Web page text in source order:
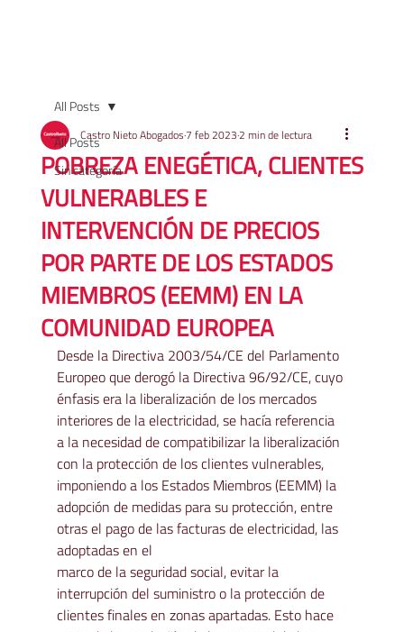
All Posts
Sin categoría
All Posts
POBREZA ENEGÉTICA, CLIENTES
VULNERABLES E
INTERVENCIÓN DE PRECIOS
POR PARTE DE LOS ESTADOS
MIEMBROS (EEMM) EN LA
COMUNIDAD EUROPEA
Castro Nieto Abogados7 feb 20232 min de lectura
Desde la Directiva 2003/54/CE del Parlamento
Europeo que derogó la Directiva 96/92/CE, cuyo
énfasis era la liberalización de los mercados
interiores de la electricidad, se hacía referencia
a la necesidad de compatibilizar la liberalización
con la protección de los clientes vulnerables,
imponiendo a los Estados Miembros (EEMM) la
adopción de medidas para su protección, entre
otras el pago de las facturas de electricidad, las
adoptadas en el
marco de la seguridad social, evitar la
interrupción del suministro o la protección de
clientes finales en zonas apartadas. Esto hace